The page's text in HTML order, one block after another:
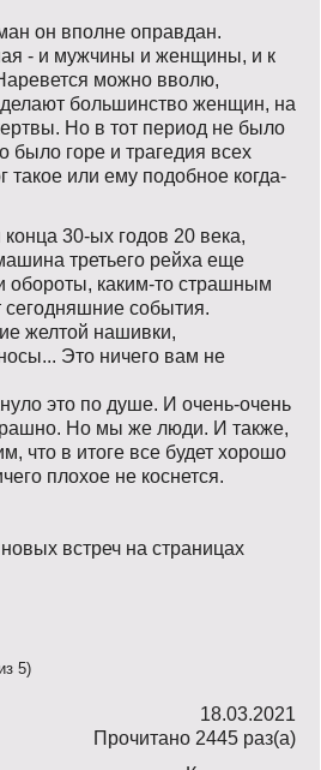
он вполне оправдан.
- и мужчины и женщины, и к
можно вволю,
делают большинство женщин, на
Но в тот период не было
было горе и трагедия всех
такое или ему подобное когда-
30-ых годов 20 века,
третьего рейха еще
обороты, каким-то страшным
события.
желтой нашивки,
Это ничего вам не
это по душе. И очень-очень
Но мы же люди. И также,
что в итоге все будет хорошо
плохое не коснется.
встреч на страницах
5)
18.03.2021
Прочитано 2445 раз(a)